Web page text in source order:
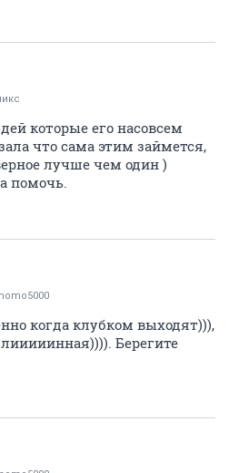
которые его насовсем
что сама этим займется,
лучше чем один )
помочь.
когда клубком выходят))),
Берегите